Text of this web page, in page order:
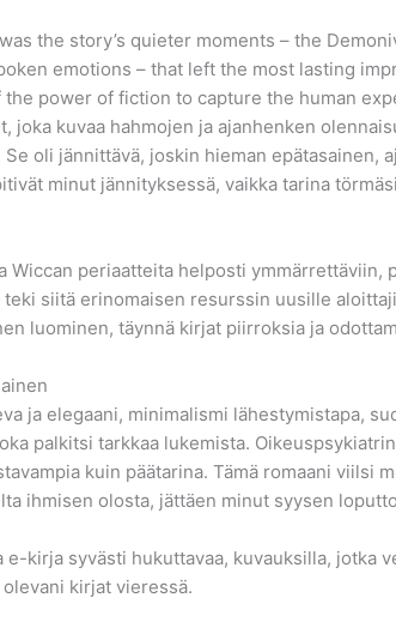
the story’s quieter moments – the
emotions – that left the most lasting
power of fiction to capture the human
joka kuvaa hahmojen ja ajanhenken
oli jännittävä, joskin hieman epätasainen,
minut jännityksessä, vaikka tarina
Wiccan periaatteita helposti ymmärrettäviin,
teki siitä erinomaisen resurssin uusille
luominen, täynnä kirjat piirroksia ja
ja elegaani, minimalismi lähestymistapa,
palkitsi tarkkaa lukemista.
kuin päätarina. Tämä romaani viilsi
ihmisen olosta, jättäen minut syysen
kirja syvästi hukuttavaa, kuvauksilla, jotka
kirjat vieressä.